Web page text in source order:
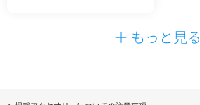
＋ もっと見る